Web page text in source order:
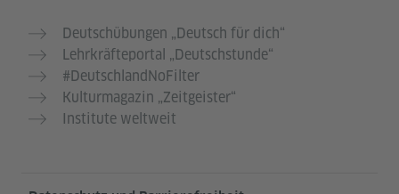
Deutschübungen „Deutsch für dich“
Lehrkräfteportal „Deutschstunde“
#DeutschlandNoFilter
Kulturmagazin „Zeitgeister“
Institute weltweit